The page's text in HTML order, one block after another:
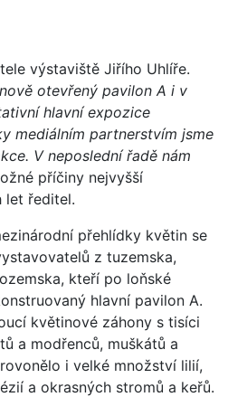
výstaviště Jiřího Uhlíře.
otevřený pavilon A i v
hlavní expozice
mediálním partnerstvím jsme
V neposlední řadě nám
příčiny nejvyšší
let ředitel.
přehlídky květin se
z tuzemska,
kteří po loňské
hlavní pavilon A.
květinové záhony s tisíci
a modřenců, muškátů a
i velké množství lilií,
a okrasných stromů a keřů.